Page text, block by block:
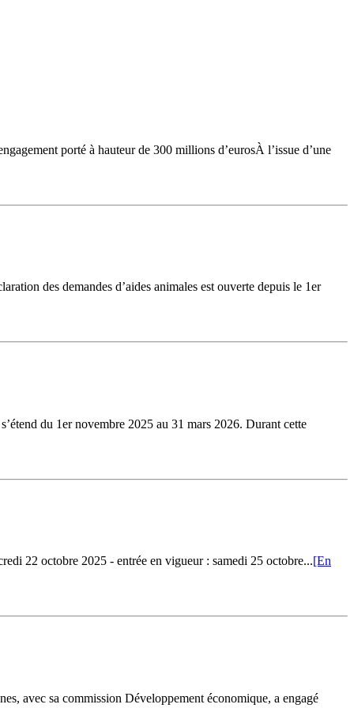
porté à hauteur de 300 millions d’eurosÀ l’issue d’une
des demandes d’aides animales est ouverte depuis le 1er
du 1er novembre 2025 au 31 mars 2026. Durant cette
22 octobre 2025 - entrée en vigueur : samedi 25 octobre...[En
avec sa commission Développement économique, a engagé